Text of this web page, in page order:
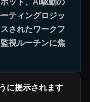
ティングロジッ
されたワークフ
視ルーチンに焦
に提示されます